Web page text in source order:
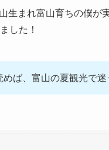
生まれ富山育ちの僕が
した！
めば、富山の夏観光で